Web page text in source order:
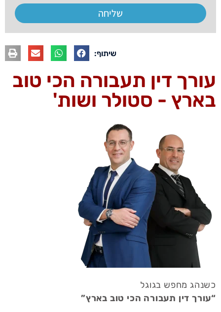
שיתוף:
עורך דין תעבורה הכי טוב
בארץ - סטולר ושות'
כשנהג מחפש בגוגל
“עורך דין תעבורה הכי טוב בארץ”
שליחה